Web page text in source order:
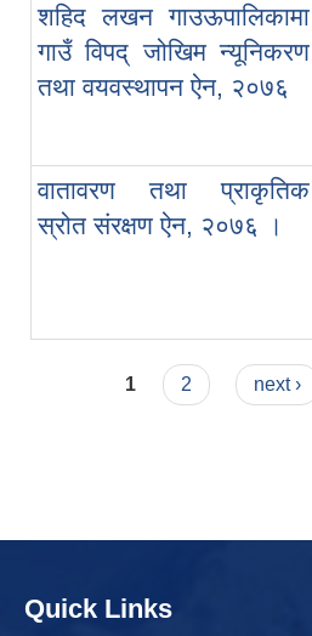
शहिद लखन गाउऊपालिकामा
गाउँ विपद् जोखिम न्यूनिकरण
तथा वयवस्थापन ऐन, २०७६
वातावरण तथा प्राकृतिक
स्रोत संरक्षण ऐन, २०७६ ।
Pages
1 2 next ›
Quick Links